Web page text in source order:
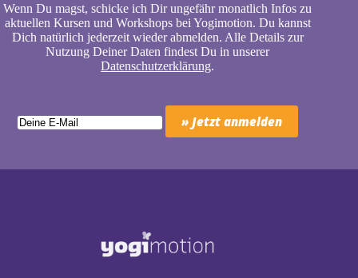
Wenn Du magst, schicke ich Dir ungefähr monatlich Infos zu
aktuellen Kursen und Workshops bei Yogimotion. Du kannst
Dich natürlich jederzeit wieder abmelden. Alle Details zur
Nutzung Deiner Daten findest Du in unserer
Datenschutzerklärung.